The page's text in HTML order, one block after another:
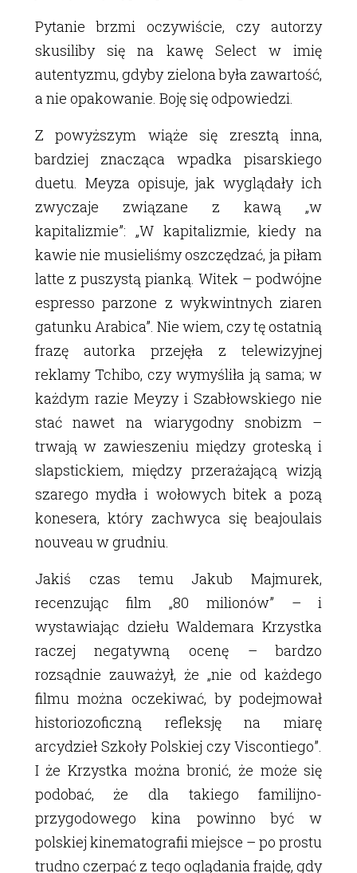
Pytanie brzmi oczywiście, czy autorzy
skusiliby się na kawę Select w imię
autentyzmu, gdyby zielona była zawartość,
a nie opakowanie. Boję się odpowiedzi.
Z powyższym wiąże się zresztą inna,
bardziej znacząca wpadka pisarskiego
duetu. Meyza opisuje, jak wyglądały ich
zwyczaje związane z kawą „w
kapitalizmie”: „W kapitalizmie, kiedy na
kawie nie musieliśmy oszczędzać, ja piłam
latte z puszystą pianką. Witek – podwójne
espresso parzone z wykwintnych ziaren
gatunku Arabica”. Nie wiem, czy tę ostatnią
frazę autorka przejęła z telewizyjnej
reklamy Tchibo, czy wymyśliła ją sama; w
każdym razie Meyzy i Szabłowskiego nie
stać nawet na wiarygodny snobizm –
trwają w zawieszeniu między groteską i
slapstickiem, między przerażającą wizją
szarego mydła i wołowych bitek a pozą
konesera, który zachwyca się beajoulais
nouveau w grudniu.
Jakiś czas temu Jakub Majmurek,
recenzując film „80 milionów” – i
wystawiając dziełu Waldemara Krzystka
raczej negatywną ocenę – bardzo
rozsądnie zauważył, że „nie od każdego
filmu można oczekiwać, by podejmował
historiozoficzną refleksję na miarę
arcydzieł Szkoły Polskiej czy Viscontiego”.
I że Krzystka można bronić, że może się
podobać, że dla takiego familijno-
przygodowego kina powinno być w
polskiej kinematografii miejsce – po prostu
trudno czerpać z tego oglądania frajdę, gdy